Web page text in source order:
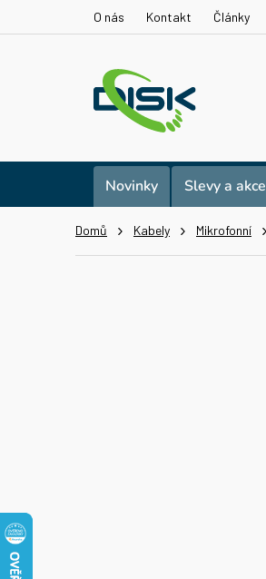
O nás Kontakt Články
Novinky Slevy a akce
Domů Kabely Mikrofonní